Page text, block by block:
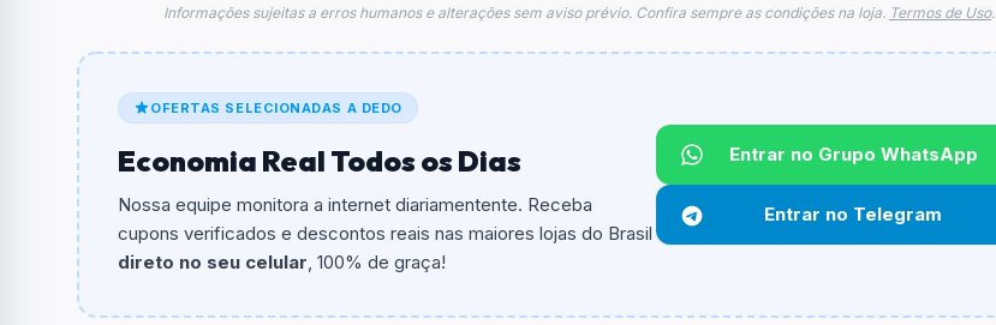
De quanto é o desconto?
O valor minimo de compra é R$ 100,00.
Qual é o desconto máximo?
Não informado ou sem limite.
Informações sujeitas a erros humanos e alterações sem aviso prévio. Confira sempre as condições na loja. Termos de Uso.
OFERTAS SELECIONADAS A DEDO
Economia Real Todos os Dias
Nossa equipe monitora a internet diariamentente. Receba
cupons verificados e descontos reais nas maiores lojas do Brasil
direto no seu celular, 100% de graça!
Entrar no Grupo WhatsApp
Entrar no Telegram